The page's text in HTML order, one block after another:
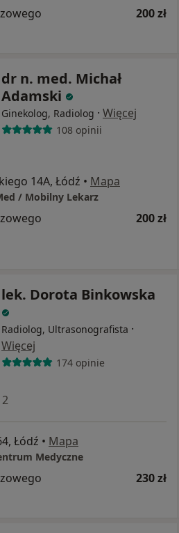
200 zł
dr n. med. Michał
Adamski
Ginekolog, Radiolog · Więcej
108 opinii
14A, Łódź • Mapa
/ Mobilny Lekarz
200 zł
lek. Dorota Binkowska
Radiolog, Ultrasonografista ·
Więcej
174 opinie
Łódź • Mapa
Medyczne
230 zł